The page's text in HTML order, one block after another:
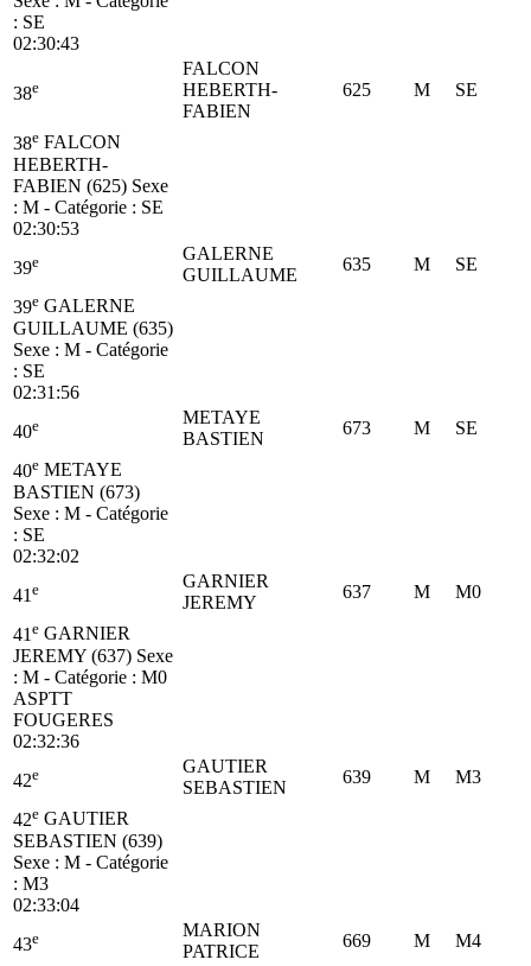
: SE
02:30:43
38e
FALCON
HEBERTH-
FABIEN
625 M SE
38e FALCON
HEBERTH-
FABIEN (625) Sexe
: M - Catégorie : SE
02:30:53
39e
GALERNE
GUILLAUME
635 M SE
39e GALERNE
GUILLAUME (635)
Sexe : M - Catégorie
: SE
02:31:56
40e
METAYE
BASTIEN
673 M SE
40e METAYE
BASTIEN (673)
Sexe : M - Catégorie
: SE
02:32:02
41 e
GARNIER
JEREMY
637 M M0
41 e GARNIER
JEREMY (637) Sexe
: M - Catégorie : M0
ASPTT
FOUGERES
02:32:36
42e
GAUTIER
SEBASTIEN
639 M M3
42e GAUTIER
SEBASTIEN (639)
Sexe : M - Catégorie
: M3
02:33:04
43e
MARION
PATRICE
669 M M4